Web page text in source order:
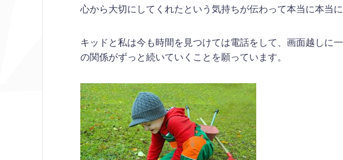
心から大切にしてくれたという気持ちが伝わって本当に本当に
キッドと私は今も時間を見つけては電話をして、画面越しに
の関係がずっと続いていくことを願っています。